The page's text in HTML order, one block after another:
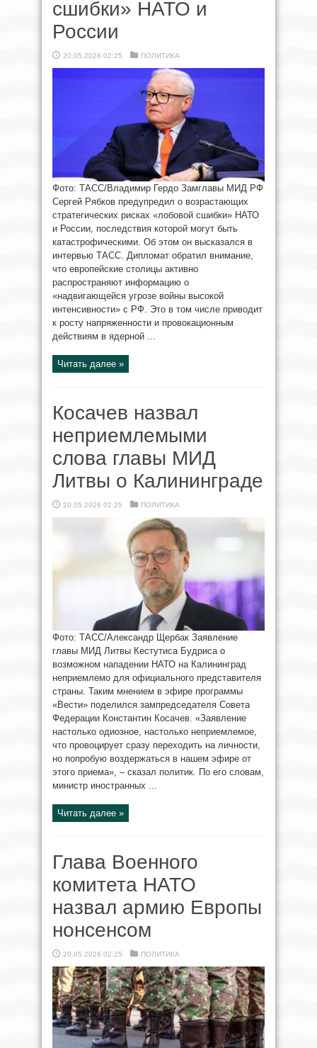
сшибки» НАТО и
России
20.05.2026 02:25 ПОЛИТИКА
Фото: ТАСС/Владимир Гердо Замглавы МИД РФ
Сергей Рябков предупредил о возрастающих
стратегических рисках «лобовой сшибки» НАТО
и России, последствия которой могут быть
катастрофическими. Об этом он высказался в
интервью ТАСС. Дипломат обратил внимание,
что европейские столицы активно
распространяют информацию о
«надвигающейся угрозе войны высокой
интенсивности» с РФ. Это в том числе приводит
к росту напряженности и провокационным
действиям в ядерной ...
Читать далее »
Косачев назвал
неприемлемыми
слова главы МИД
Литвы о Калининграде
20.05.2026 02:25 ПОЛИТИКА
Фото: ТАСС/Александр Щербак Заявление
главы МИД Литвы Кестутиса Будриса о
возможном нападении НАТО на Калининград
неприемлемо для официального представителя
страны. Таким мнением в эфире программы
«Вести» поделился зампредседателя Совета
Федерации Константин Косачев. «Заявление
настолько одиозное, настолько неприемлемое,
что провоцирует сразу переходить на личности,
но попробую воздержаться в нашем эфире от
этого приема», – сказал политик. По его словам,
министр иностранных ...
Читать далее »
Глава Военного
комитета НАТО
назвал армию Европы
нонсенсом
20.05.2026 02:25 ПОЛИТИКА